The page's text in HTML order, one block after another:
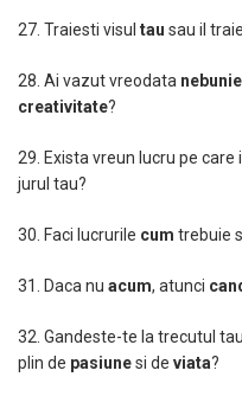
27. Traiesti visul tau sau il
28. Ai vazut vreodata nebunie
creativitate?
29. Exista vreun lucru pe care
jurul tau?
30. Faci lucrurile cum trebuie
31. Daca nu acum, atunci
32. Gandeste-te la trecutul
plin de pasiunesi de viata?